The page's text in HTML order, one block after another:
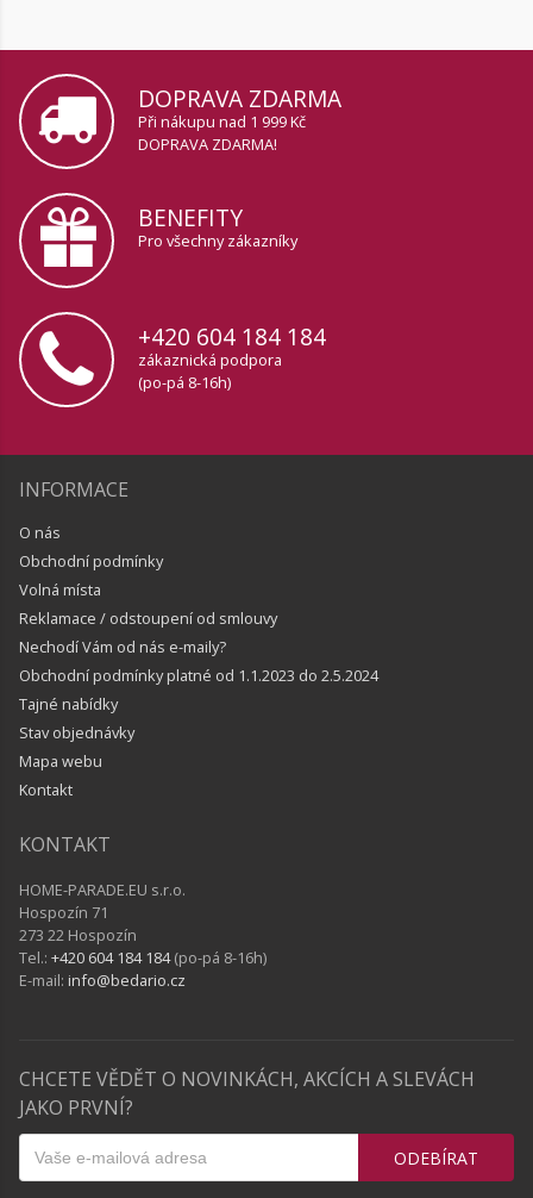
DOPRAVA ZDARMA
Při nákupu nad 1 999 Kč
DOPRAVA ZDARMA!
BENEFITY
Pro všechny zákazníky
+420 604 184 184
zákaznická podpora
(po-pá 8-16h)
INFORMACE
O nás
Obchodní podmínky
Volná místa
Reklamace / odstoupení od smlouvy
Nechodí Vám od nás e-maily?
Obchodní podmínky platné od 1.1.2023 do 2.5.2024
Tajné nabídky
Stav objednávky
Mapa webu
Kontakt
KONTAKT
HOME-PARADE.EU s.r.o.
Hospozín 71
273 22 Hospozín
Tel.: +420 604 184 184(po-pá 8-16h)
E-mail: info@bedario.cz
CHCETE VĚDĚT O NOVINKÁCH, AKCÍCH A SLEVÁCH
JAKO PRVNÍ?
ODEBÍRAT